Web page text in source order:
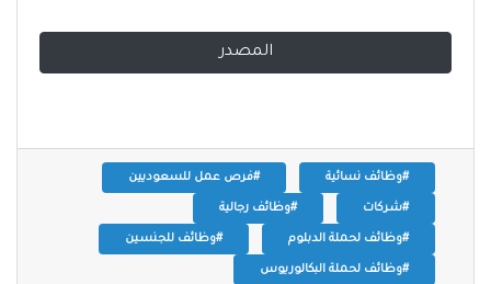
المصدر
#وظائف نسائية #فرص عمل للسعوديين
#شركات #وظائف رجالية
#وظائف لحملة الدبلوم #وظائف للجنسين
#وظائف لحملة البكالوريوس